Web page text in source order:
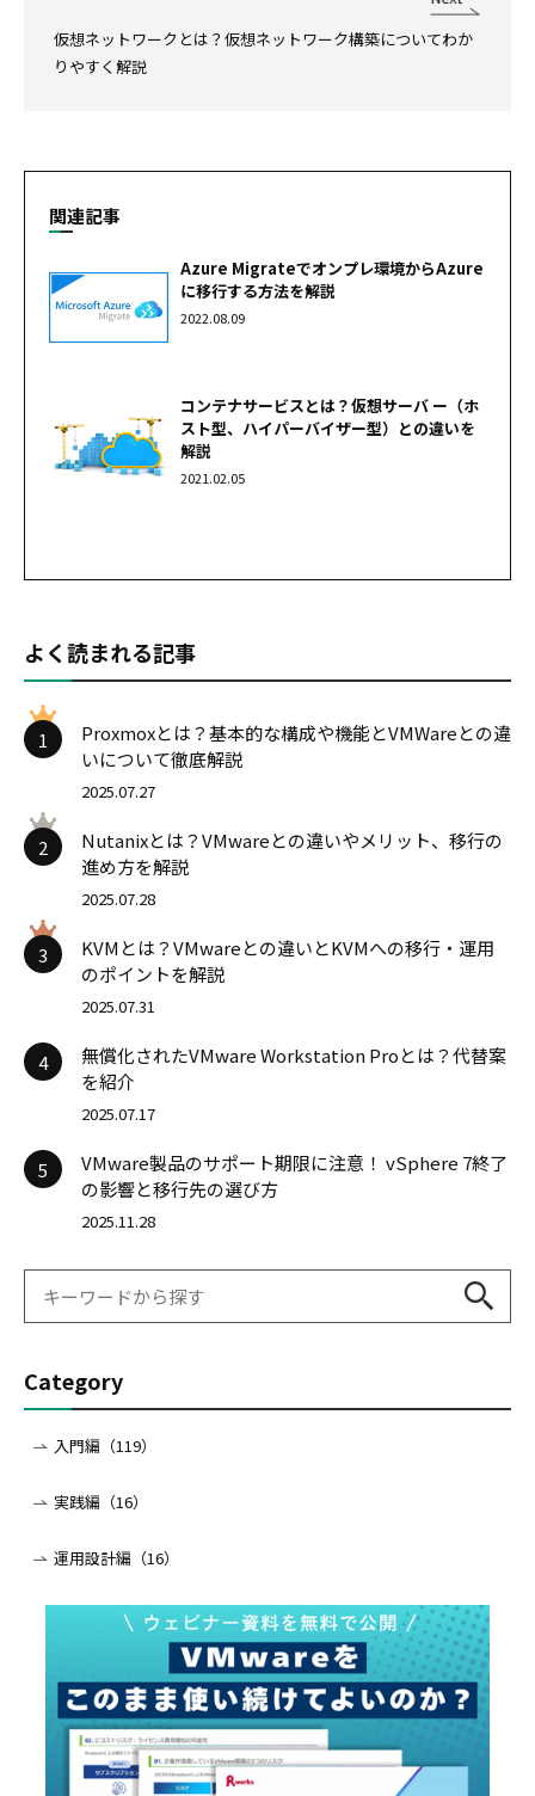
仮想ネットワークとは？仮想ネットワーク構築についてわか
りやすく解説
関連記事
Azure Migrateでオンプレ環境からAzure
に移行する方法を解説
2022.08.09
コンテナサービスとは？仮想サーバ ー（ホ
スト型、ハイパーバイザー型）との違いを
解説
2021.02.05
よく読まれる記事
1
Proxmoxとは？基本的な構成や機能とVMWareとの違
いについて徹底解説
2025.07.27
2
Nutanixとは？VMwareとの違いやメリット、移行の
進め方を解説
2025.07.28
3
KVMとは？VMwareとの違いとKVMへの移行・運用
のポイントを解説
2025.07.31
4
無償化されたVMware Workstation Proとは？代替案
を紹介
2025.07.17
5
VMware製品のサポート期限に注意！ vSphere 7終了
の影響と移行先の選び方
2025.11.28
Category
入門編（119）
実践編（16）
運用設計編（16）